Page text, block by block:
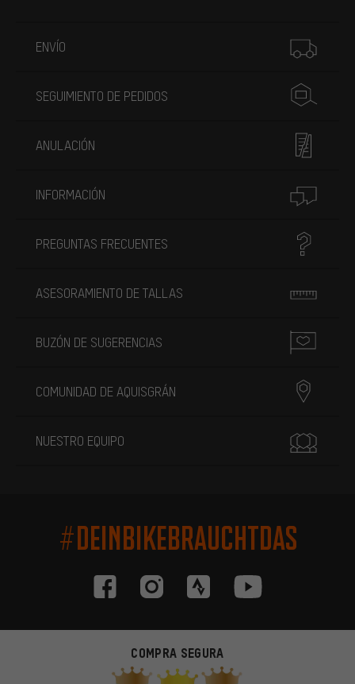
ENVÍO
SEGUIMIENTO DE PEDIDOS
ANULACIÓN
INFORMACIÓN
PREGUNTAS FRECUENTES
ASESORAMIENTO DE TALLAS
BUZÓN DE SUGERENCIAS
COMUNIDAD DE AQUISGRÁN
NUESTRO EQUIPO
#DEINBIKEBRAUCHTDAS
COMPRA SEGURA